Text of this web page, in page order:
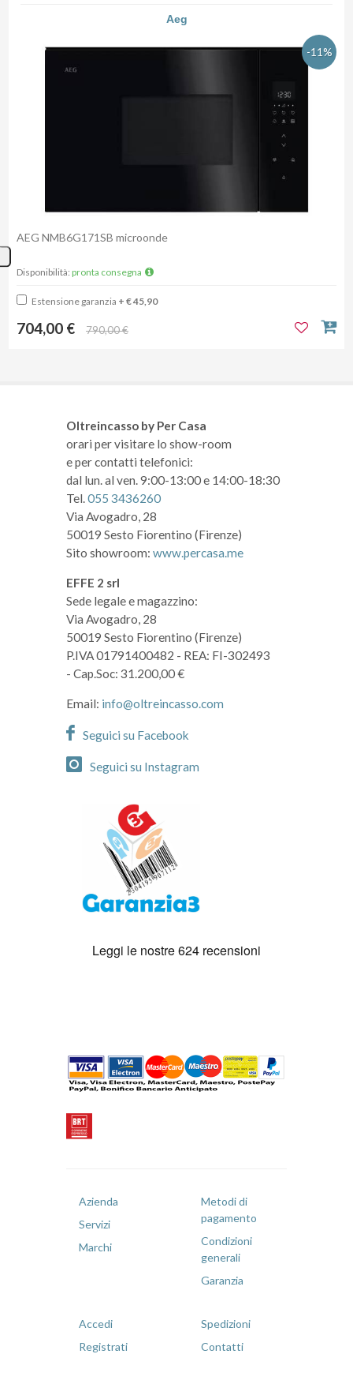
Aeg
-11%
AEG NMB6G171SB microonde
Disponibilità: pronta consegna
Estensione garanzia + € 45,90
704,00 € 790,00 €
Oltreincasso by Per Casa
orari per visitare lo show-room
e per contatti telefonici:
dal lun. al ven. 9:00-13:00 e 14:00-18:30
Tel.055 3436260
Via Avogadro, 28
50019 Sesto Fiorentino (Firenze)
Sito showroom: www.percasa.me
EFFE 2 srl
Sede legale e magazzino:
Via Avogadro, 28
50019 Sesto Fiorentino (Firenze)
P.IVA 01791400482 - REA: FI-302493
- Cap.Soc: 31.200,00 €
Email: info@oltreincasso.com
Seguici su Facebook
Seguici su Instagram
Azienda
Servizi
Marchi
Metodi di
pagamento
Condizioni
generali
Garanzia
Accedi
Registrati
Spedizioni
Contatti